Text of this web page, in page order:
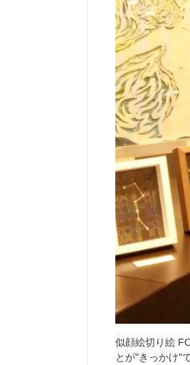
似顔絵切り絵
とが"きっかけ"